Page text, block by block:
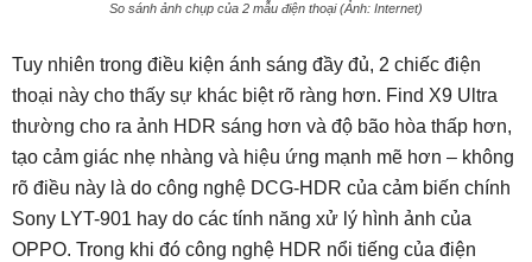
So sánh ảnh chụp của 2 mẫu điện thoại (Ảnh: Internet)
Tuy nhiên trong điều kiện ánh sáng đầy đủ, 2 chiếc điện
thoại này cho thấy sự khác biệt rõ ràng hơn. Find X9 Ultra
thường cho ra ảnh HDR sáng hơn và độ bão hòa thấp hơn,
tạo cảm giác nhẹ nhàng và hiệu ứng mạnh mẽ hơn – không
rõ điều này là do công nghệ DCG-HDR của cảm biến chính
Sony LYT-901 hay do các tính năng xử lý hình ảnh của
OPPO. Trong khi đó công nghệ HDR nổi tiếng của điện